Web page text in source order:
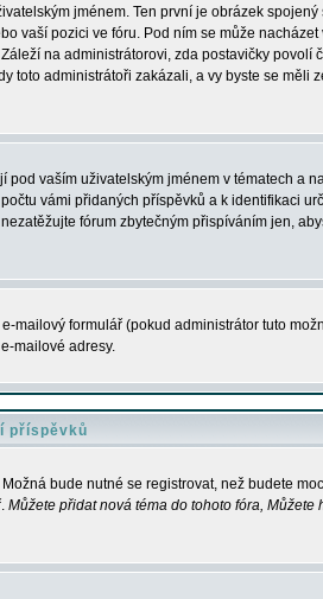
jménem. Ten první je obrázek spojený
vaší pozici ve fóru. Pod ním se může
na administrátorovi, zda postavičky povolí
toto administrátoři zakázali, a vy byste se měli
vaším uživatelským jménem v tématech a
vámi přidaných příspěvků a k identifikaci
fórum zbytečným přispíváním jen,
mailový formulář (pokud administrátor tuto
mailové adresy.
příspěvků
bude nutné se registrovat, než budete
Můžete přidat nová téma do tohoto fóra, Můžete